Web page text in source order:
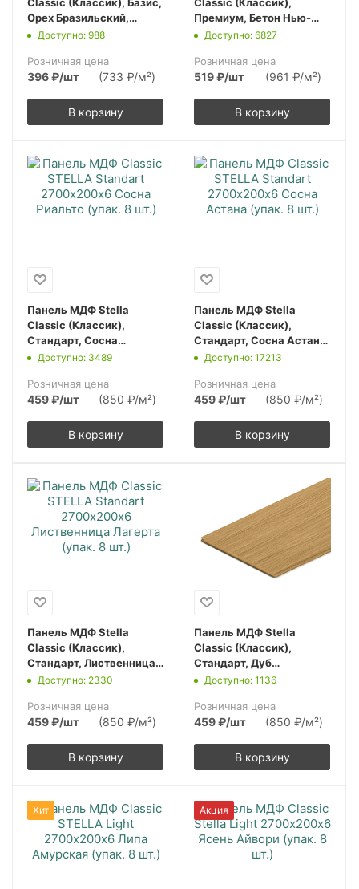
Орех Бразильский,
2700х200х6, (упак. 8
Доступно: 988
Розничная цена
396₽/шт (733 ₽/м²)
В корзину
Премиум, Бетон Нью-
Йорк, 2700х200х6,
Доступно: 6827
Розничная цена
519₽/шт (961 ₽/м²)
В корзину
Панель МДФ Stella
Classic (Классик),
Стандарт, Сосна
Риальто, 2700х200х6,
Доступно: 3489
Розничная цена
459₽/шт (850 ₽/м²)
В корзину
Панель МДФ Stella
Classic (Классик),
Стандарт, Сосна Астана,
2700х200х6, (упак. 8
Доступно: 17213
Розничная цена
459₽/шт (850 ₽/м²)
В корзину
Панель МДФ Stella
Classic (Классик),
Стандарт, Лиственница
Лагерта, 2700х200х6,
Доступно: 2330
Розничная цена
459₽/шт (850 ₽/м²)
В корзину
Панель МДФ Stella
Classic (Классик),
Стандарт, Дуб
Сальвадор, 2700х200х6,
Доступно: 1136
Розничная цена
459₽/шт (850 ₽/м²)
В корзину
Хит Акция